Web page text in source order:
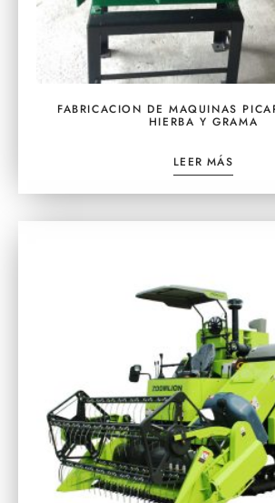
FABRICACION DE MAQUINAS
HIERBA Y GRAMA
LEER MÁS